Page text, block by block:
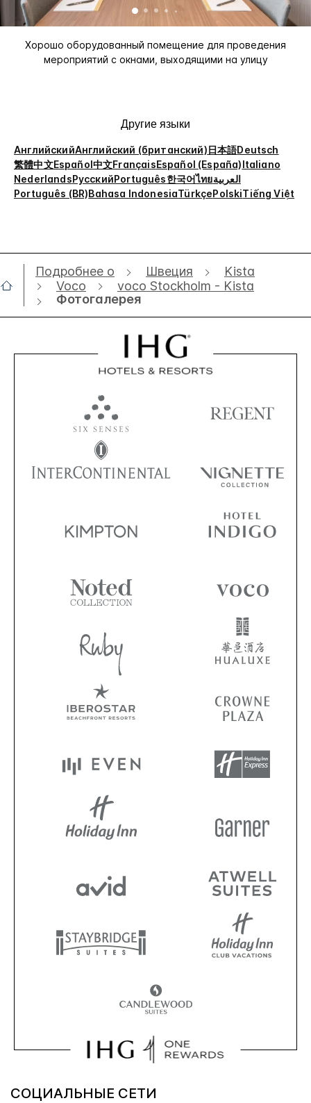
Хорошо оборудованный помещение для проведения
мероприятий с окнами, выходящими на улицу
Другие языки
АнглийскийАнглийский (британский)日本語Deutsch
繁體中文Español中文FrançaisEspañol (España)Italiano
NederlandsРусскийPortuguês한국어ไทยالعربية
Português (BR)Bahasa IndonesiaTürkçePolskiTiếng Việt
Подробнее о Швеция
Kista
Voco
voco Stockholm - Kista
Фотогалерея
СОЦИАЛЬНЫЕ СЕТИ